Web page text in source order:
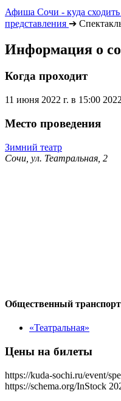
Афиша Сочи - куда сходить
представления ➔
Информация о
Когда проходит
11 июня 2022 г. в 15:00
Место проведения
Зимний театр
Сочи, ул. Театральная, 2
Общественный транспорт
«Театральная»
Цены на билеты
https://kuda-sochi.ru/event/
https://schema.org/InStock